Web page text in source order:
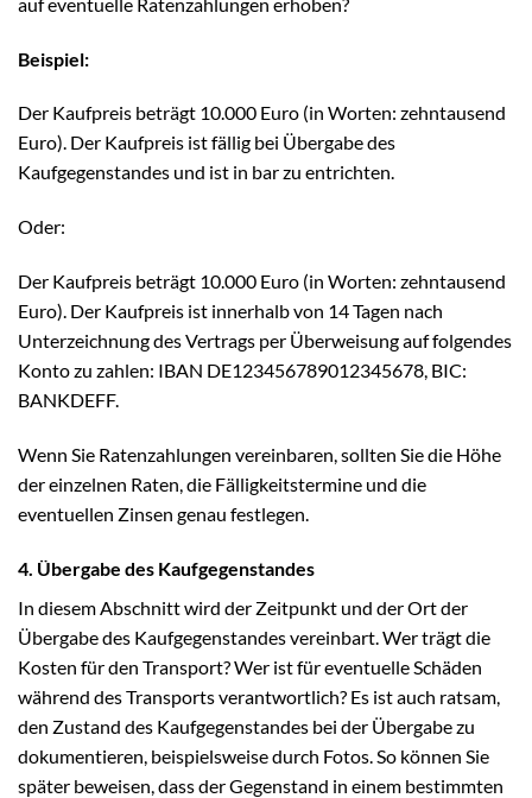
Beispiel:
Der Kaufpreis beträgt 10.000 Euro (in Worten: zehntausend
Euro). Der Kaufpreis ist fällig bei Übergabe des
Kaufgegenstandes und ist in bar zu entrichten.
Oder:
Der Kaufpreis beträgt 10.000 Euro (in Worten: zehntausend
Euro). Der Kaufpreis ist innerhalb von 14 Tagen nach
Unterzeichnung des Vertrags per Überweisung auf folgendes
Konto zu zahlen: IBAN DE123456789012345678, BIC:
BANKDEFF.
Wenn Sie Ratenzahlungen vereinbaren, sollten Sie die Höhe
der einzelnen Raten, die Fälligkeitstermine und die
eventuellen Zinsen genau festlegen.
4. Übergabe des Kaufgegenstandes
In diesem Abschnitt wird der Zeitpunkt und der Ort der
Übergabe des Kaufgegenstandes vereinbart. Wer trägt die
Kosten für den Transport? Wer ist für eventuelle Schäden
während des Transports verantwortlich? Es ist auch ratsam,
den Zustand des Kaufgegenstandes bei der Übergabe zu
dokumentieren, beispielsweise durch Fotos. So können Sie
später beweisen, dass der Gegenstand in einem bestimmten